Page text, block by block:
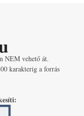
NEM vehető át.
karakterig a forrás